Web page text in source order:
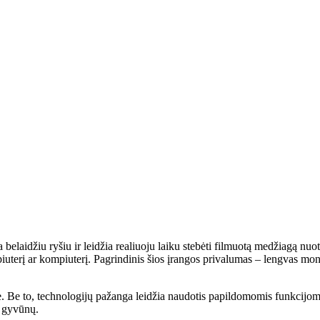
ryšiu ir leidžia realiuoju laiku stebėti filmuotą medžiagą
ar kompiuterį. Pagrindinis šios įrangos privalumas – lengvas
to, technologijų pažanga leidžia naudotis papildomomis